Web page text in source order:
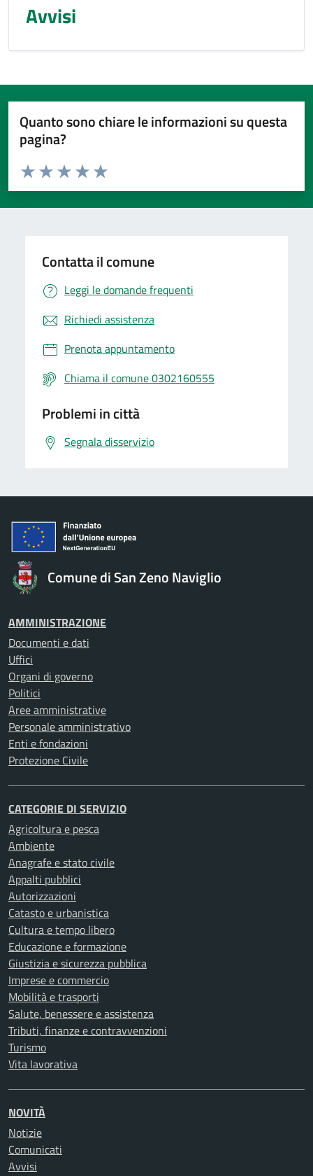
Avvisi
Quanto sono chiare le informazioni su questa
pagina?
Valuta da 1 a 5 stelle la pagina
Valuta 5 stelle su 5
Valuta 4 stelle su 5
Valuta 3 stelle su 5
Valuta 2 stelle su 5
Valuta 1 stelle su 5
Contatta il comune
Leggi le domande frequenti
Richiedi assistenza
Prenota appuntamento
Chiama il comune 0302160555
Problemi in città
Segnala disservizio
Comune di San Zeno Naviglio
AMMINISTRAZIONE
Documenti e dati
Uffici
Organi di governo
Politici
Aree amministrative
Personale amministrativo
Enti e fondazioni
Protezione Civile
CATEGORIE DI SERVIZIO
Agricoltura e pesca
Ambiente
Anagrafe e stato civile
Appalti pubblici
Autorizzazioni
Catasto e urbanistica
Cultura e tempo libero
Educazione e formazione
Giustizia e sicurezza pubblica
Imprese e commercio
Mobilità e trasporti
Salute, benessere e assistenza
Tributi, finanze e contravvenzioni
Turismo
Vita lavorativa
NOVITÀ
Notizie
Comunicati
Avvisi